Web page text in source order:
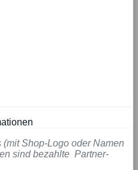
Shop-Logo oder Namen
sind bezahlte Partner-